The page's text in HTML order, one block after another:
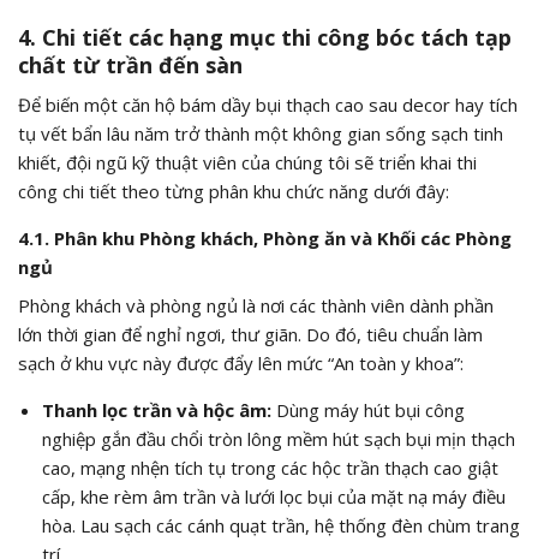
4. Chi tiết các hạng mục thi công bóc tách tạp
chất từ trần đến sàn
Để biến một căn hộ bám dầy bụi thạch cao sau decor hay tích
tụ vết bẩn lâu năm trở thành một không gian sống sạch tinh
khiết, đội ngũ kỹ thuật viên của chúng tôi sẽ triển khai thi
công chi tiết theo từng phân khu chức năng dưới đây:
4.1. Phân khu Phòng khách, Phòng ăn và Khối các Phòng
ngủ
Phòng khách và phòng ngủ là nơi các thành viên dành phần
lớn thời gian để nghỉ ngơi, thư giãn. Do đó, tiêu chuẩn làm
sạch ở khu vực này được đẩy lên mức “An toàn y khoa”:
Thanh lọc trần và hộc âm:Dùng máy hút bụi công
nghiệp gắn đầu chổi tròn lông mềm hút sạch bụi mịn thạch
cao, mạng nhện tích tụ trong các hộc trần thạch cao giật
cấp, khe rèm âm trần và lưới lọc bụi của mặt nạ máy điều
hòa. Lau sạch các cánh quạt trần, hệ thống đèn chùm trang
trí.